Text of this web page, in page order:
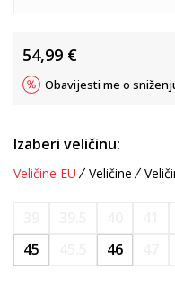
54,99 €
Obavijesti me o
Izaberi veličinu:
Veličine EU Veličine
45
46